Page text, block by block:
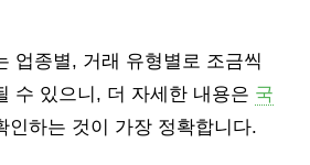
업종별, 거래 유형별로 조금씩
수 있으니, 더 자세한 내용은 국
인하는 것이 가장 정확합니다.